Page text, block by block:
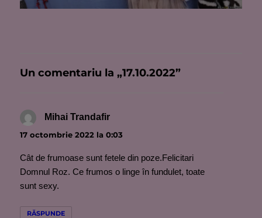
Un comentariu la „17.10.2022”
Mihai Trandafir
17 octombrie 2022 la 0:03
Cât de frumoase sunt fetele din poze.Felicitari
Domnul Roz. Ce frumos o linge în fundulet, toate
sunt sexy.
RĂSPUNDE